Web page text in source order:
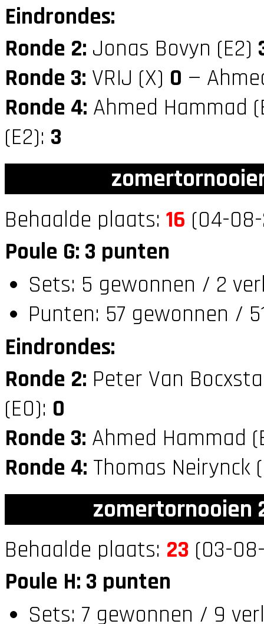
Eindrondes:
Ronde 2: Jonas Bovyn (E2)
Ronde 3: VRIJ (X) 0 —
Ronde 4: Ahmed Hammad
(E2): 3
Behaalde plaats: 16 (04-
Poule G: 3 punten
Sets: 5 gewonnen / 2
Punten: 57 gewonnen /
Eindrondes:
Ronde 2: Peter Van
(E0): 0
Ronde 3: Ahmed Hammad
Ronde 4: Thomas Neirynck
zomertornooien
Behaalde plaats: 23 (03-
Poule H: 3 punten
Sets: 7 gewonnen / 9